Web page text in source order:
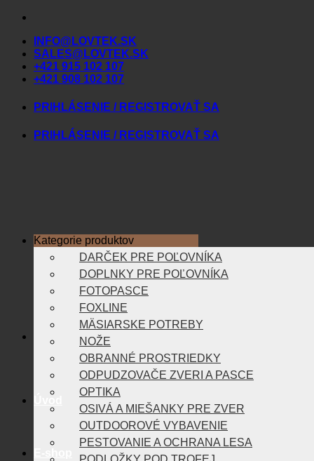
Skip
contentINFO@LOVTEK.SK
SALES@LOVTEK.SK
+421 915 102 107
+421 908 102 107
PRIHLÁSENIE / REGISTROVAŤ SA
PRIHLÁSENIE / REGISTROVAŤ SA
Kategorie produktov
DARČEK PRE POĽOVNÍKA
DOPLNKY PRE POĽOVNÍKA
FOTOPASCE
FOXLINE
MÄSIARSKE POTREBY
NOŽE
OBRANNÉ PROSTRIEDKY
ODPUDZOVAČE ZVERI A PASCE
OPTIKA
OSIVÁ A MIEŠANKY PRE ZVER
OUTDOOROVÉ VYBAVENIE
PESTOVANIE A OCHRANA LESA